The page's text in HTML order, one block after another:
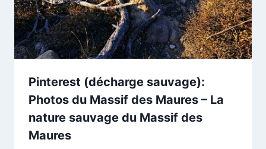
Pinterest (décharge sauvage):
Photos du Massif des Maures – La
nature sauvage du Massif des
Maures